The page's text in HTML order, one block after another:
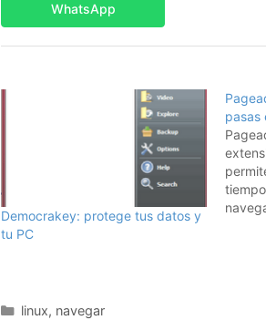
WhatsApp
Democrakey: protege tus datos y
tu PC
pasas
Categorías
linux, navegar